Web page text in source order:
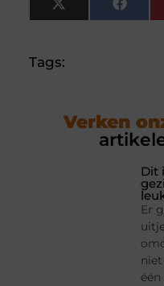
X
(Twitter)
Tags:
Verken
Dit
Er